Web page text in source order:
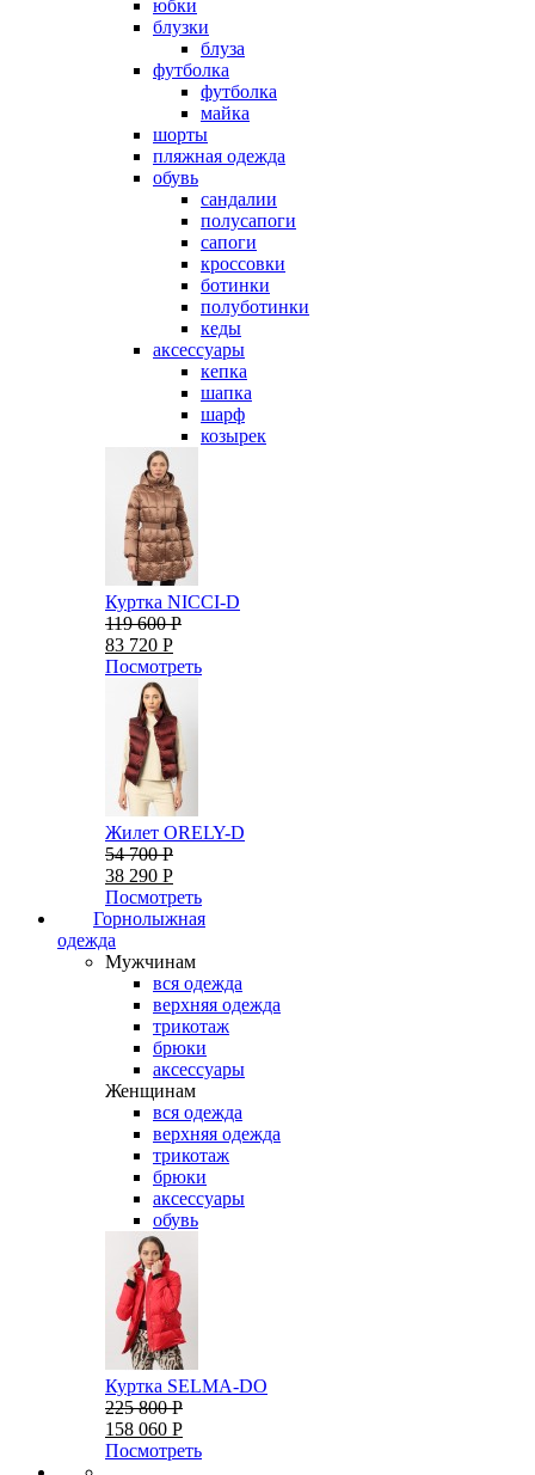
юбки
блузки
блуза
футболка
футболка
майка
шорты
пляжная одежда
oбувь
сандалии
полусапоги
сапоги
кроссовки
ботинки
полуботинки
кеды
аксессуары
кепка
шапка
шарф
козырек
Куртка NICCI-D
119 600 Р
83 720 Р
Посмотреть
Жилет ORELY-D
54 700 Р
38 290 Р
Посмотреть
Горнолыжная
одежда
Мужчинам
вся одежда
верхняя одежда
трикотаж
брюки
аксессуары
Женщинам
вся одежда
верхняя одежда
трикотаж
брюки
аксессуары
обувь
Куртка SELMA-DO
225 800 Р
158 060 Р
Посмотреть